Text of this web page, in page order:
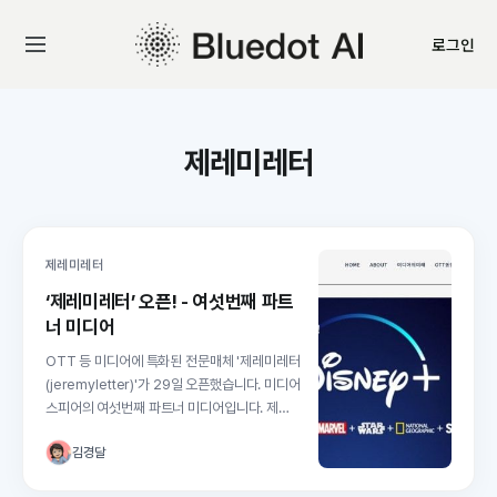
로그인
제레미레터
제레미레터
‘제레미레터’ 오픈! - 여섯번째 파트
너 미디어
OTT 등 미디어에 특화된 전문매체 '제레미레터
(jeremyletter)'가 29일 오픈했습니다. 미디어
스피어의 여섯번째 파트너 미디어입니다. 제레
기’를 연재했던 논객입니다. 동시에 CATV,
김경달